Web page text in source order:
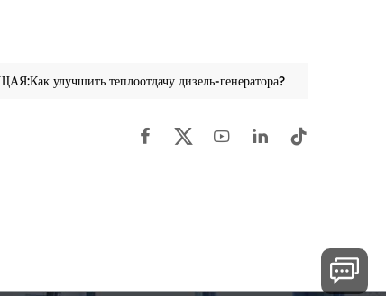
улучшить теплоотдачу дизель-генератора?